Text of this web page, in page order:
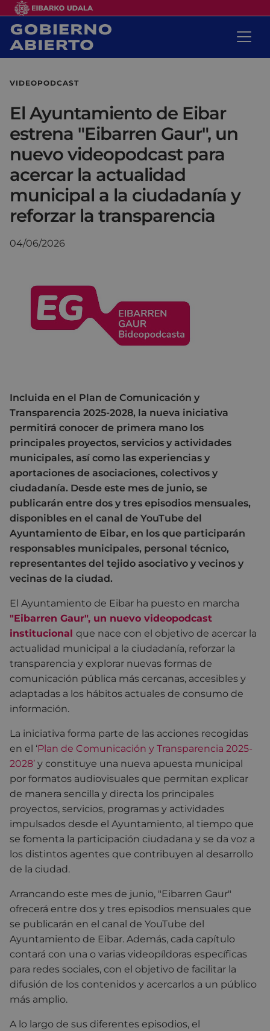
VIDEOPODCAST
El Ayuntamiento de Eibar
estrena "Eibarren Gaur", un
nuevo videopodcast para
acercar la actualidad
municipal a la ciudadanía y
reforzar la transparencia
04/06/2026
Incluida en el Plan de Comunicación y
Transparencia 2025-2028, la nueva iniciativa
permitirá conocer de primera mano los
principales proyectos, servicios y actividades
municipales, así como las experiencias y
aportaciones de asociaciones, colectivos y
ciudadanía. Desde este mes de junio, se
publicarán entre dos y tres episodios mensuales,
disponibles en el canal de YouTube del
Ayuntamiento de Eibar, en los que participarán
responsables municipales, personal técnico,
representantes del tejido asociativo y vecinos y
vecinas de la ciudad.
El Ayuntamiento de Eibar ha puesto en marcha
"Eibarren Gaur", un nuevo videopodcast
institucional que nace con el objetivo de acercar la
actualidad municipal a la ciudadanía, reforzar la
transparencia y explorar nuevas formas de
comunicación pública más cercanas, accesibles y
adaptadas a los hábitos actuales de consumo de
información.
La iniciativa forma parte de las acciones recogidas
en el ‘Plan de Comunicación y Transparencia 2025-
2028’ y constituye una nueva apuesta municipal
por formatos audiovisuales que permitan explicar
de manera sencilla y directa los principales
proyectos, servicios, programas y actividades
impulsados desde el Ayuntamiento, al tiempo que
se fomenta la participación ciudadana y se da voz a
los distintos agentes que contribuyen al desarrollo
de la ciudad.
Arrancando este mes de junio, "Eibarren Gaur"
ofrecerá entre dos y tres episodios mensuales que
se publicarán en el canal de YouTube del
Ayuntamiento de Eibar. Además, cada capítulo
contará con una o varias videopíldoras específicas
para redes sociales, con el objetivo de facilitar la
difusión de los contenidos y acercarlos a un público
más amplio.
A lo largo de sus diferentes episodios, el